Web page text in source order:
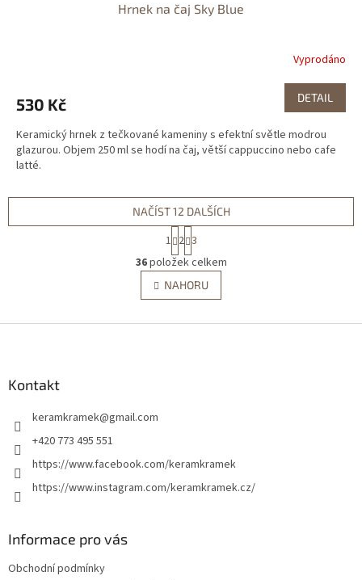
Hrnek na čaj Sky Blue
Vyprodáno
530 Kč DETAIL
Keramický hrnek z tečkované kameniny s efektní světle modrou
glazurou. Objem 250 ml se hodí na čaj, větší cappuccino nebo cafe
latté.
O
v
l
á
ý
p
NAČÍST 12 DALŠÍCH
S
t
r
á
n
k
v
1 2 3
36položek celkem
NAHORU
Kontakt
keramkramek@gmail.com
+420 773 495 551
https://www.facebook.com/keramkramek
https://www.instagram.com/keramkramek.cz/
Informace pro vás
Obchodní podmínky